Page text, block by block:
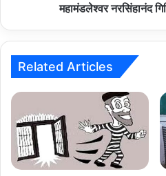
महामंडलेश्वर नरसिंहानंद
Related Articles